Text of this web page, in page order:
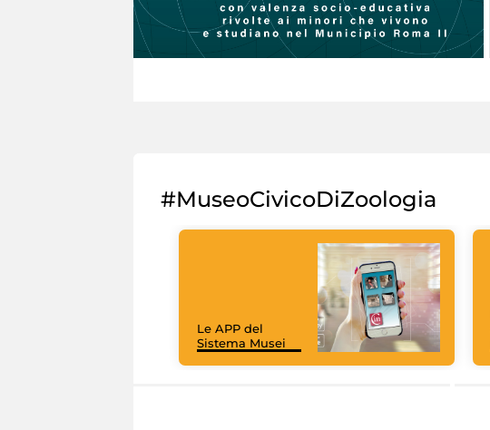
#MuseoCivicoDiZoologia
Le APP del
Sistema Musei